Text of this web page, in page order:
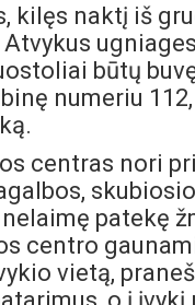
kilęs naktį iš
būtų
numeriu
centras nori
patekę
centro
vietą,